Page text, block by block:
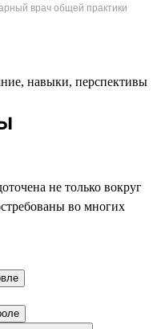
врач общей практики
не только вокруг
во многих